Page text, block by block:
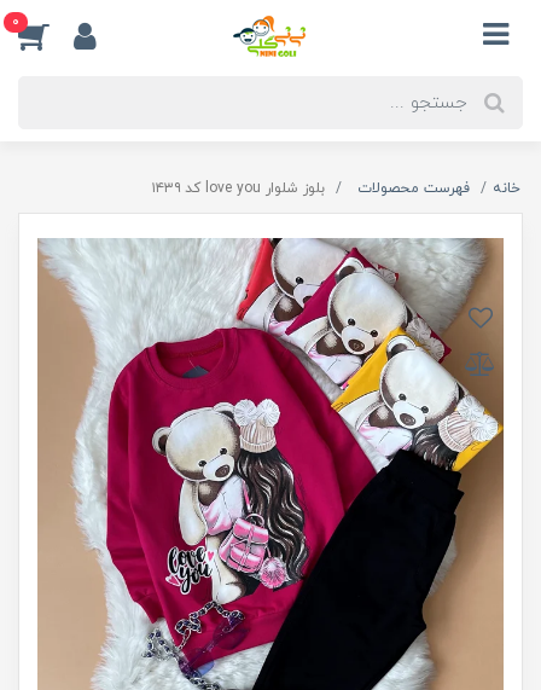
0
خانه فهرست محصولات بلوز شلوار love you کد ۱۴۳۹